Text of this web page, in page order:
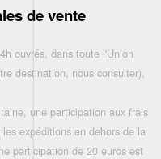
de vente
ouvrés, dans toute l'Union
destination, nous consulter),
une participation aux frais
expéditions en dehors de la
participation de 20 euros est